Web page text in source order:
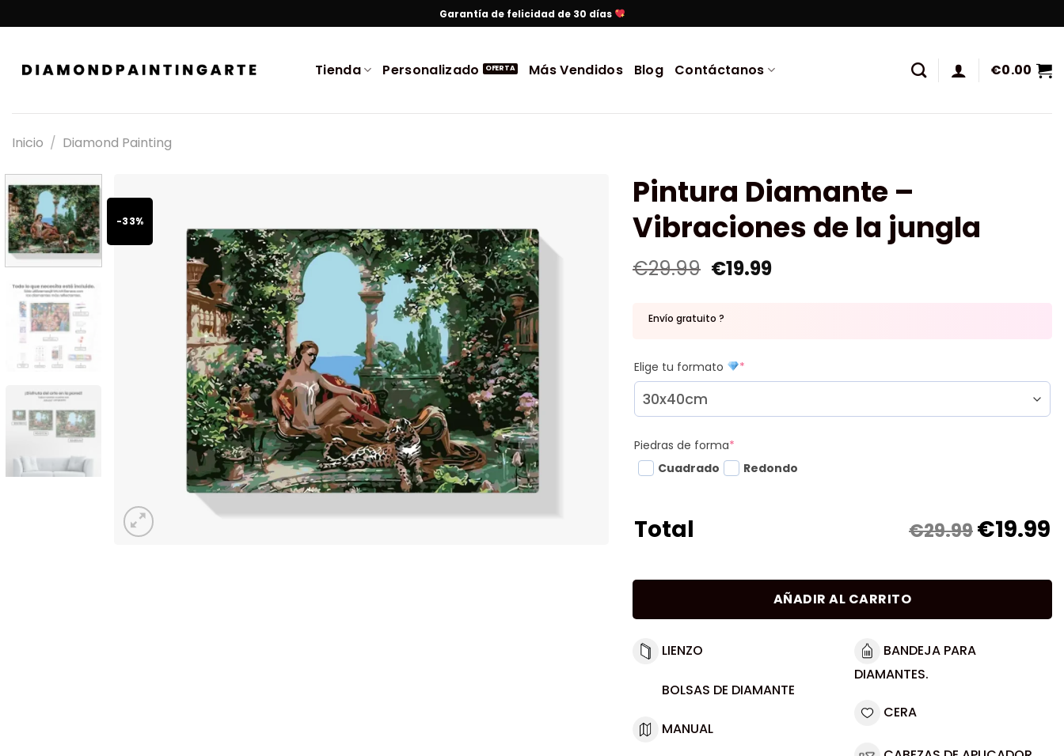
Garantía de felicidad de 30 días
Tienda Personalizado Más Vendidos Blog Contáctanos €0.00
Inicio / Diamond Painting
-33%
Pintura Diamante –
Vibraciones de la jungla
€29.99 €19.99
Envío gratuito ?
Elige tu formato *
Piedras de forma*
Cuadrado
Redondo
Total €29.99€19.99
AÑADIR AL CARRITO
LIENZO
BOLSAS DE DIAMANTE
MANUAL
BANDEJA PARA
DIAMANTES.
CERA